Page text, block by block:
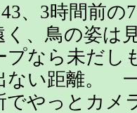
、3時間前
、鳥の姿は
なら未だし
ない距離。
でやっとカメ